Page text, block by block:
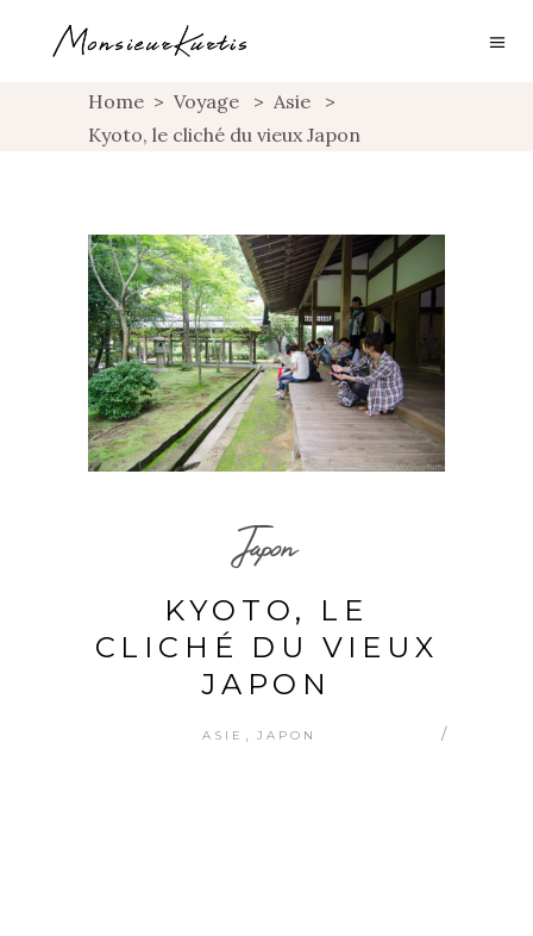
Home > Voyage > Asie
>
Kyoto, le cliché du vieux Japon
Japon
KYOTO, LE
CLICHÉ DU VIEUX
JAPON
ASIE JAPON